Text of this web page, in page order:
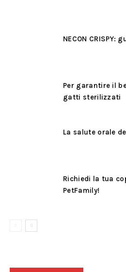
NECON CRISPY:
Per garantire il
gatti sterilizzati
La salute orale
Richiedi la tua
PetFamily!